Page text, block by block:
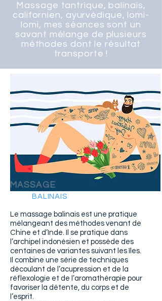
Massage tantrique, balinais,
californien, ayurvédique, lomi-
lomi, mes séances sont un
savant mélange de plusieurs
méthodes dont le résultat
transporte !
MASSAGE
BALINAIS
Le massage balinais est une pratique
mélangeant des méthodes venant de
Chine et d’Inde. Il se pratique dans
l’archipel indonésien et possède des
centaines de variantes suivant les îles.
Il combine une série de techniques
découlant de l’acupression et de la
réflexologie et de l’aromathérapie pour
favoriser la détente, du corps et de
l’esprit.